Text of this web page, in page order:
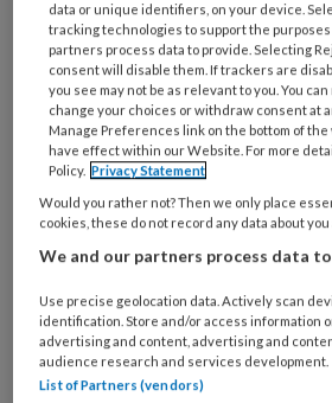
partners. ‘Als er sprake is van
heeft de partner ineens
beperking thuis. Daardoor
relatie.’
Netwerken
uitdagend, vindt Marijke.
basis, zowel binnen als buiten
werk met veel disciplines
logopedisten,
data or unique identifiers, on your device.
tracking technologies to support the
partners process data to provide. Selecting
consent will disable them. If trackers are
you see may not be as relevant to you. You
change your choices or withdraw consent at
Manage Preferences link on the bottom of the
have effect within our Website. For more
Policy. Privacy Statement
Would you rather not? Then we only place
cookies, these do not record any data about you
We and our partners process data
Use precise geolocation data. Actively scan
identification. Store and/or access information
advertising and content, advertising and
audience research and services development.
List of Partners (vendors)